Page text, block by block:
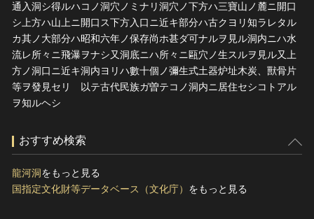
通入洞シ得ルハコノ洞穴ノミナリ洞穴ノ下方ハ三寶山ノ麓ニ開口
シ上方ハ山上ニ開口ス下方入口ニ近キ部分ハ古クヨリ知ラレタル
カ其ノ大部分ハ昭和六年ノ保存尚ホ甚ダ可ナルヲ見ル洞内ニハ水
流レ所々ニ飛瀑ヲナシ又洞底ニハ所々ニ甌穴ノ生スルヲ見ル又上
方ノ洞口ニ近キ洞内ヨリハ數十個ノ彌生式土器炉址木炭、獸骨片
等ヲ發見セリ 以テ古代民族ガ曽テコノ洞内ニ居住セシコトアル
ヲ知ルヘシ
おすすめ検索
龍河洞 をもっと見る
国指定文化財等データベース（文化庁） をもっと見る